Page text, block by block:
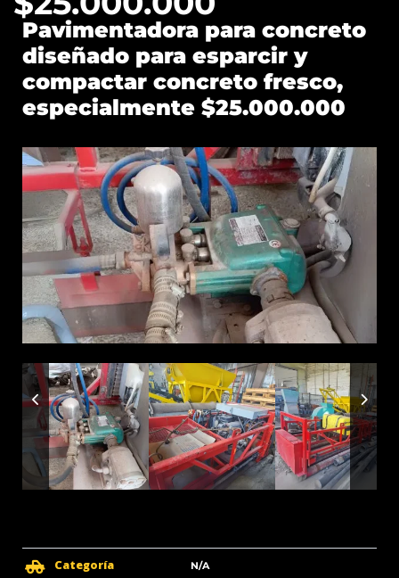
Pavimentadora para concreto
diseñado para esparcir y
compactar concreto fresco,
especialmente $25.000.000
Categoría N/A